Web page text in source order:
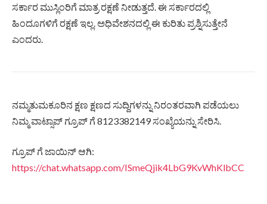
ಸರ್ಕಾರ ಮುಸ್ಲಿಂರಿಗೆ ಮಾತ್ರ ರಕ್ಷಣೆ ನೀಡುತ್ತದೆ. ಈ ಸರ್ಕಾರದಲ್ಲಿ
ಹಿಂದೂಗಳಿಗೆ ರಕ್ಷಣೆ ಇಲ್ಲ. ಅಧಿವೇಶನದಲ್ಲಿ ಈ ಕುರಿತು ಪ್ರಶ್ನಿಸುತ್ತೇನೆ
ಎಂದರು.
ನಮ್ಮತುಮಕೂರಿನ ಕ್ಷಣ ಕ್ಷಣದ ಸುದ್ದಿಗಳನ್ನು ನಿರಂತರವಾಗಿ ಪಡೆಯಲು
ನಿಮ್ಮ ವಾಟ್ಸಾಪ್ ಗ್ರೂಪ್ ಗೆ 8123382149 ಸಂಖ್ಯೆಯನ್ನು ಸೇರಿಸಿ.
ಗ್ರೂಪ್ ಗೆ ಜಾಯಿನ್ ಆಗಿ:
https://chat.whatsapp.com/ISmeQjik4LbG9KvWhKlbCC